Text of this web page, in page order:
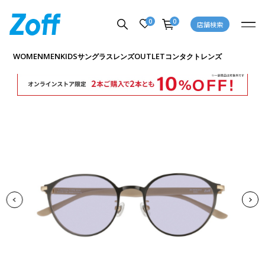
0 0 店舗検索
WOMENMENKIDSサングラスレンズOUTLETコンタクトレンズ
商品詳細ページへ